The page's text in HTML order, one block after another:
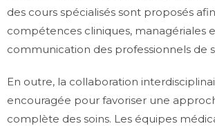
des cours spécialisés sont proposés
compétences cliniques, managériales
communication des professionnels de
En outre, la collaboration
encouragée pour favoriser une
complète des soins. Les équipes